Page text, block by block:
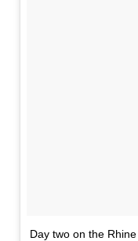
Day two on the